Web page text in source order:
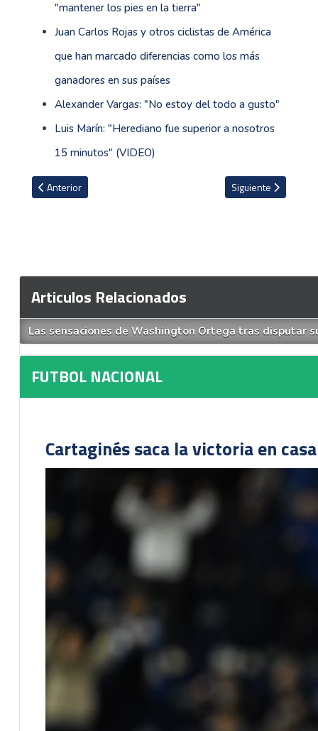
"mantener los pies en la tierra"
Juan Carlos Rojas y otros ciclistas de América
que han marcado diferencias como los más
ganadores en sus países
Alexander Vargas: "No estoy del todo a gusto"
Luis Marín: "Herediano fue superior a nosotros
15 minutos" (VIDEO)
Artículo anterior: El dardo de Douglas López al ex técnico del
Anterior Artículo siguiente:
Siguiente
Articulos Relacionados
Las sensaciones de Washington Ortega tras disputar
FUTBOL NACIONAL
Cartaginés saca la victoria en